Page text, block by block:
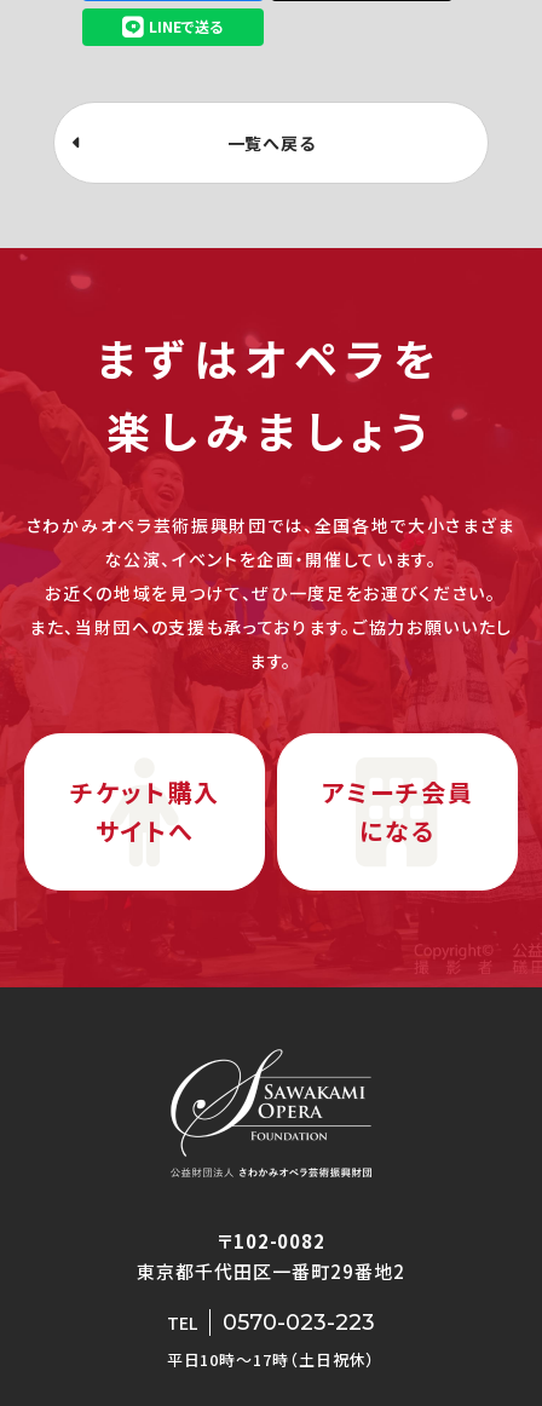
LINEで送る
一覧へ戻る
まずはオペラを
楽しみましょう
さわかみオペラ芸術振興財団では、全国各地で大小さまざま
な公演、イベントを企画・開催しています。
お近くの地域を見つけて、ぜひ一度足をお運びください。
また、当財団への支援も承っております。ご協力お願いいたし
ます。
チケット購入
サイトへ
アミーチ会員
になる
〒102-0082
東京都千代田区一番町29番地2
TEL 0570-023-223
平日10時〜17時（土日祝休）